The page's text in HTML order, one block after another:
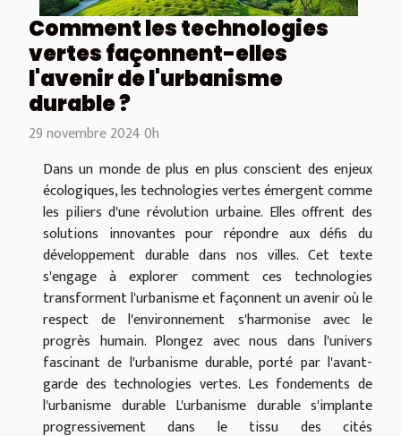
Comment les technologies
vertes façonnent-elles
l'avenir de l'urbanisme
durable ?
29 novembre 2024 0h
Dans un monde de plus en plus conscient des enjeux
écologiques, les technologies vertes émergent comme
les piliers d'une révolution urbaine. Elles offrent des
solutions innovantes pour répondre aux défis du
développement durable dans nos villes. Cet texte
s'engage à explorer comment ces technologies
transforment l'urbanisme et façonnent un avenir où le
respect de l'environnement s'harmonise avec le
progrès humain. Plongez avec nous dans l'univers
fascinant de l'urbanisme durable, porté par l'avant-
garde des technologies vertes. Les fondements de
l'urbanisme durable L'urbanisme durable s'implante
progressivement dans le tissu des cités